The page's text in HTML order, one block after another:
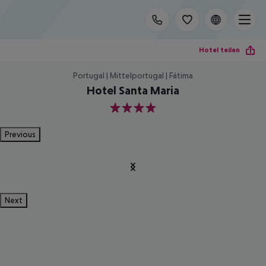
Hotel teilen
Portugal | Mittelportugal | Fátima
Hotel Santa Maria
4
Previous
Next